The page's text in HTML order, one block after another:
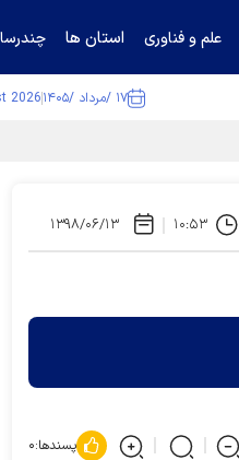
علم و فناوری استان ها
۱۷ /مرداد /۱۴۰۵ 2026
۱۰:۵۳ ۱۳۹۸/۰۶/۱۳
پسندها:۰